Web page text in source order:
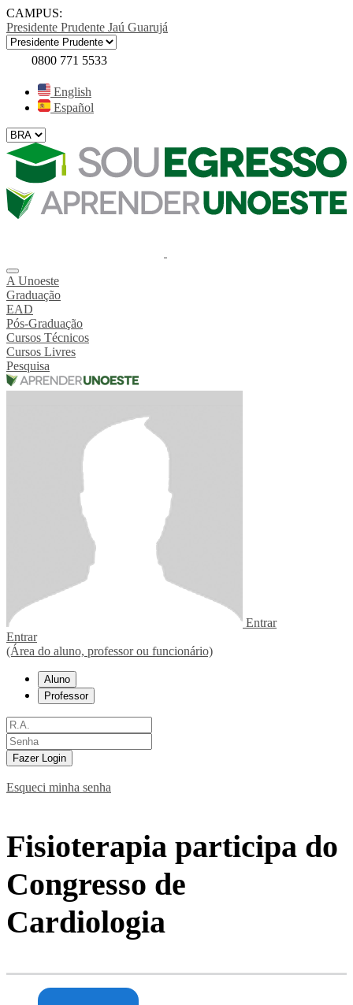
CAMPUS:
Presidente Prudente Jaú Guarujá
0800 771 5533
English
Español
A Unoeste
Graduação
EAD
Pós-Graduação
Cursos Técnicos
Cursos Livres
Pesquisa
Entrar
Entrar
(Área do aluno, professor ou funcionário)
Aluno
Professor
Fazer Login
Esqueci minha senha
Fisioterapia participa do
Congresso de
Cardiologia